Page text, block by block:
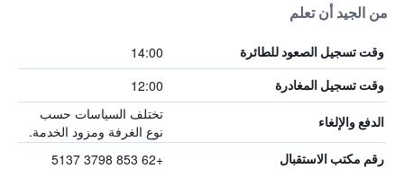
من الجيد أن تعلم
وقت تسجيل الصعود للطائرة 14:00
وقت تسجيل المغادرة 12:00
الدفع والإلغاء
تختلف السياسات حسب
نوع الغرفة ومزود الخدمة.
رقم مكتب الاستقبال +62 853 3798 5137